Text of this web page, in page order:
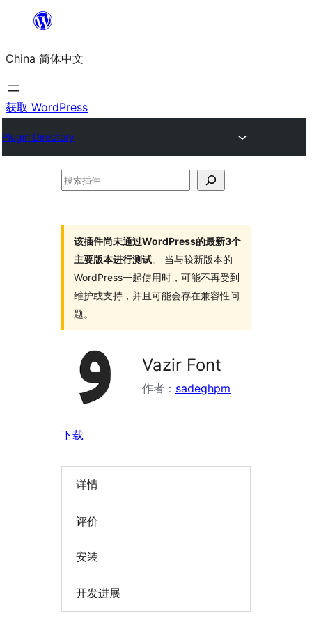
内
容
China 简体中文
获取 WordPress
Plugin Directory
搜
该插件尚未通过WordPress的最新3个
主要版本进行测试。 当与较新版本的
WordPress一起使用时，可能不再受到
维护或支持，并且可能会存在兼容性问
题。
Vazir Font
作者： sadeghpm
下载
详情
评价
安装
开发进展